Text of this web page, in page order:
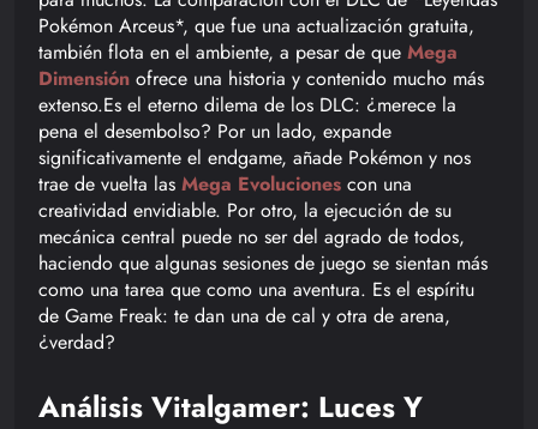
Pokémon Arceus*, que fue una actualización gratuita,
también flota en el ambiente, a pesar de que Mega
Dimensión ofrece una historia y contenido mucho más
extenso.Es el eterno dilema de los DLC: ¿merece la
pena el desembolso? Por un lado, expande
significativamente el endgame, añade Pokémon y nos
trae de vuelta las Mega Evoluciones con una
creatividad envidiable. Por otro, la ejecución de su
mecánica central puede no ser del agrado de todos,
haciendo que algunas sesiones de juego se sientan más
como una tarea que como una aventura. Es el espíritu
de Game Freak: te dan una de cal y otra de arena,
¿verdad?
Análisis Vitalgamer: Luces Y